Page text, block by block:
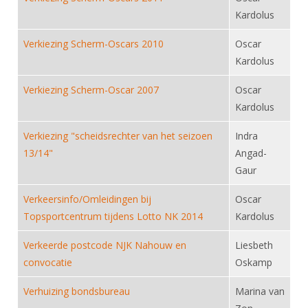
Gebruiksvoorwaarden
Bestuur
Ereleden
Vacatures
Contact
Medewerkers
Samenwerking
Inschrijven
Materiaal
Schermpaspoort
Rolstoelschermen
Wedstrijdkalender
KNAS Keurmerk
NK's
JEC
DBT
FBT
Talentontwikkeling
Internationale Titeltoernooien
Nieuws
Internationale opleidingen
Opleidingen
Leraar
Voor scheidsrechters
Nieuws
Scheidsrechter Documentatie
Nieuws
Kardolus
Verkiezing Scherm-Oscars 2010
Oscar
Kardolus
Verkiezing Scherm-Oscar 2007
Oscar
Kardolus
Verkiezing "scheidsrechter van het seizoen
13/14"
Indra
Angad-
Gaur
Verkeersinfo/Omleidingen bij
Topsportcentrum tijdens Lotto NK 2014
Oscar
Kardolus
Verkeerde postcode NJK Nahouw en
convocatie
Liesbeth
Oskamp
Verhuizing bondsbureau
Marina van